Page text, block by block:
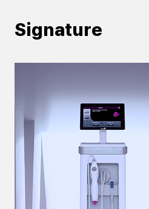
천안신부점
청주점
Signature